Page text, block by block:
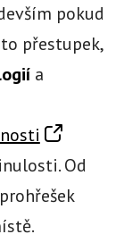
pokud
přestupek,
a
Od